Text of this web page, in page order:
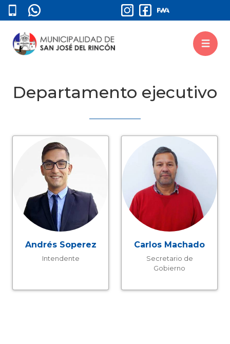
Departamento ejecutivo
Andrés Soperez
Intendente
Carlos Machado
Secretario de
Gobierno